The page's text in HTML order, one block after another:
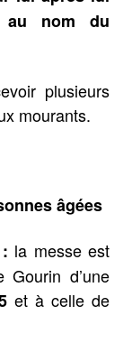
au nom du
plusieurs
mourants.
âgées
la messe est
d’une
et à celle de